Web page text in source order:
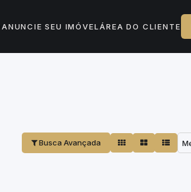
ÁREA DO CLIENTE
ANUNCIE SEU IMÓVEL
Busca Avançada